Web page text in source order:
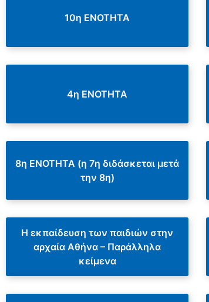
10η ΕΝΟΤΗΤΑ
4η ΕΝΟΤΗΤΑ
8η ΕΝΟΤΗΤΑ (η 7η διδάσκεται μετά
την 8η)
Η εκπαίδευση των παιδιών στην
αρχαία Αθήνα – Παράλληλα
κείμενα